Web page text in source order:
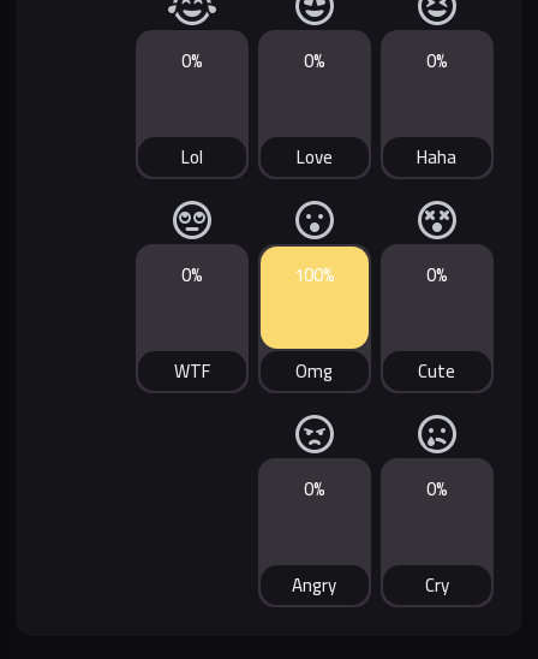
0%
Haha
0%
Love
0%
Lol
0%
Cute
100%
Omg
0%
WTF
0%
Cry
0%
Angry